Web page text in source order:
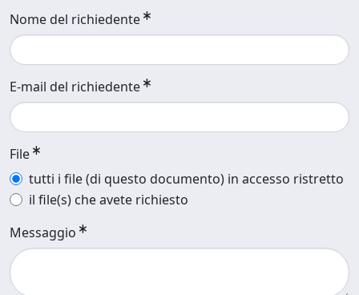
Nome del richiedente
E-mail del richiedente
File
tutti i file (di questo documento) in accesso ristretto
il file(s) che avete richiesto
Messaggio